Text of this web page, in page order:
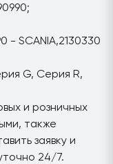
- SCANIA,2130330
G, Серия R,
и розничных
также
заявку и
24/7.